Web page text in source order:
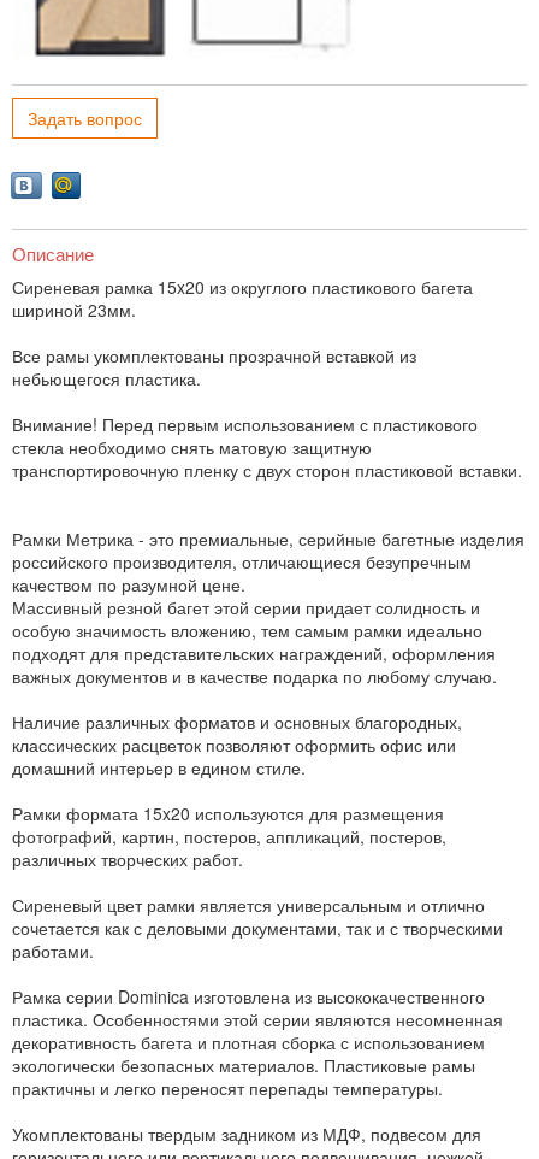
Задать вопрос
Описание
Сиреневая рамка 15x20 из округлого пластикового багета
шириной 23мм.
Все рамы укомплектованы прозрачной вставкой из
небьющегося пластика.
Внимание! Перед первым использованием с пластикового
стекла необходимо снять матовую защитную
транспортировочную пленку с двух сторон пластиковой вставки.
Рамки Метрика - это премиальные, серийные багетные изделия
российского производителя, отличающиеся безупречным
качеством по разумной цене.
Массивный резной багет этой серии придает солидность и
особую значимость вложению, тем самым рамки идеально
подходят для представительских награждений, оформления
важных документов и в качестве подарка по любому случаю.
Наличие различных форматов и основных благородных,
классических расцветок позволяют оформить офис или
домашний интерьер в едином стиле.
Рамки формата 15x20 используются для размещения
фотографий, картин, постеров, аппликаций, постеров,
различных творческих работ.
Сиреневый цвет рамки является универсальным и отлично
сочетается как с деловыми документами, так и с творческими
работами.
Рамка серии Dominica изготовлена из высококачественного
пластика. Особенностями этой серии являются несомненная
декоративность багета и плотная сборка с использованием
экологически безопасных материалов. Пластиковые рамы
практичны и легко переносят перепады температуры.
Укомплектованы твердым задником из МДФ, подвесом для